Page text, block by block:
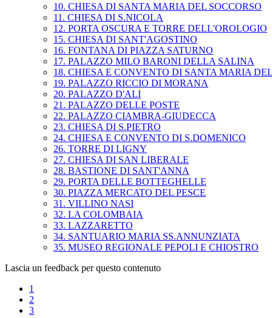
10. CHIESA DI SANTA MARIA DEL SOCCORSO
11. CHIESA DI S.NICOLA
12. PORTA OSCURA E TORRE DELL'OROLOGIO
15. CHIESA DI SANT'AGOSTINO
16. FONTANA DI PIAZZA SATURNO
17. PALAZZO MILO BARONI DELLA SALINA
18. CHIESA E CONVENTO DI SANTA MARIA
19. PALAZZO RICCIO DI MORANA
20. PALAZZO D'ALI
21. PALAZZO DELLE POSTE
22. PALAZZO CIAMBRA-GIUDECCA
23. CHIESA DI S.PIETRO
24. CHIESA E CONVENTO DI S.DOMENICO
26. TORRE DI LIGNY
27. CHIESA DI SAN LIBERALE
28. BASTIONE DI SANT'ANNA
29. PORTA DELLE BOTTEGHELLE
30. PIAZZA MERCATO DEL PESCE
31. VILLINO NASI
32. LA COLOMBAIA
33. LAZZARETTO
34. SANTUARIO MARIA SS.ANNUNZIATA
35. MUSEO REGIONALE PEPOLI E CHIOSTRO
Lascia un feedback per questo contenuto
1
2
3